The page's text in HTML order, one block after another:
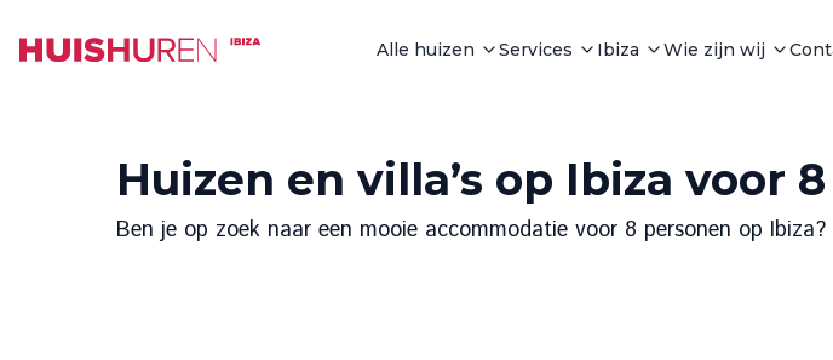
Alle huizen Services Ibiza Wie zijn wij
Huizen en villa’s op Ibiza voor
Ben je op zoek naar een mooie accommodatie voor 8 personen op